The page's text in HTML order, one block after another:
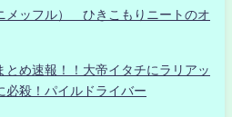
メッフル） ひきこもりニートのオ
とめ速報！！大帝イタチにラリアッ
必殺！パイルドライバー